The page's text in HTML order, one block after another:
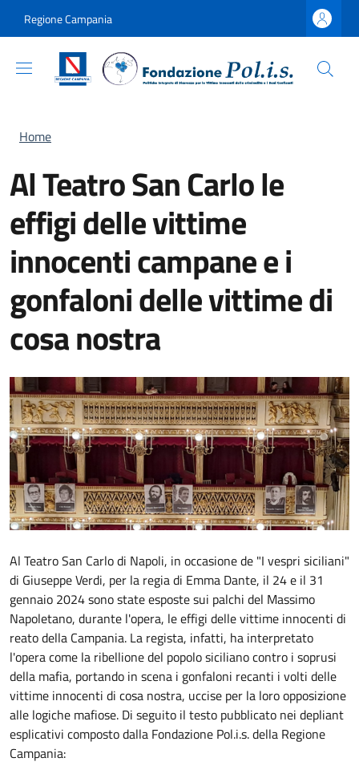
Regione Campania
Briciole di pane
Home
Al Teatro San Carlo le
effigi delle vittime
innocenti campane e i
gonfaloni delle vittime di
cosa nostra
Al Teatro San Carlo di Napoli, in occasione de "I vespri siciliani"
di Giuseppe Verdi, per la regia di Emma Dante, il 24 e il 31
gennaio 2024 sono state esposte sui palchi del Massimo
Napoletano, durante l'opera, le effigi delle vittime innocenti di
reato della Campania. La regista, infatti, ha interpretato
l'opera come la ribellione del popolo siciliano contro i soprusi
della mafia, portando in scena i gonfaloni recanti i volti delle
vittime innocenti di cosa nostra, uccise per la loro opposizione
alle logiche mafiose. Di seguito il testo pubblicato nei depliant
esplicativi composto dalla Fondazione Pol.i.s. della Regione
Campania: